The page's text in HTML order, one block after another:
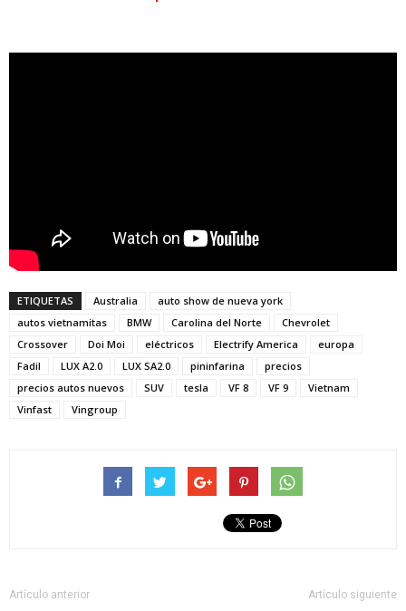
ETIQUETAS Australia
auto show de nueva york
autos vietnamitas
BMW Carolina del Norte
Chevrolet
Crossover
Doi Moi eléctricos Electrify America
europa
Fadil
LUX A2.0 LUX SA2.0 pininfarina
precios
precios autos nuevos
SUV tesla VF 8 VF 9
Vietnam
Vinfast
Vingroup
Artículo anterior Artículo siguiente